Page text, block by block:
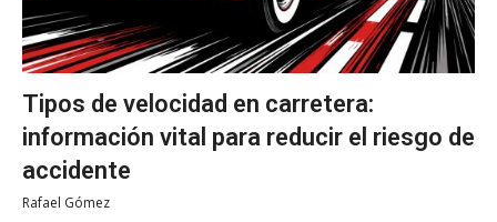
Tipos de velocidad en carretera:
información vital para reducir el riesgo de
accidente
Rafael Gómez